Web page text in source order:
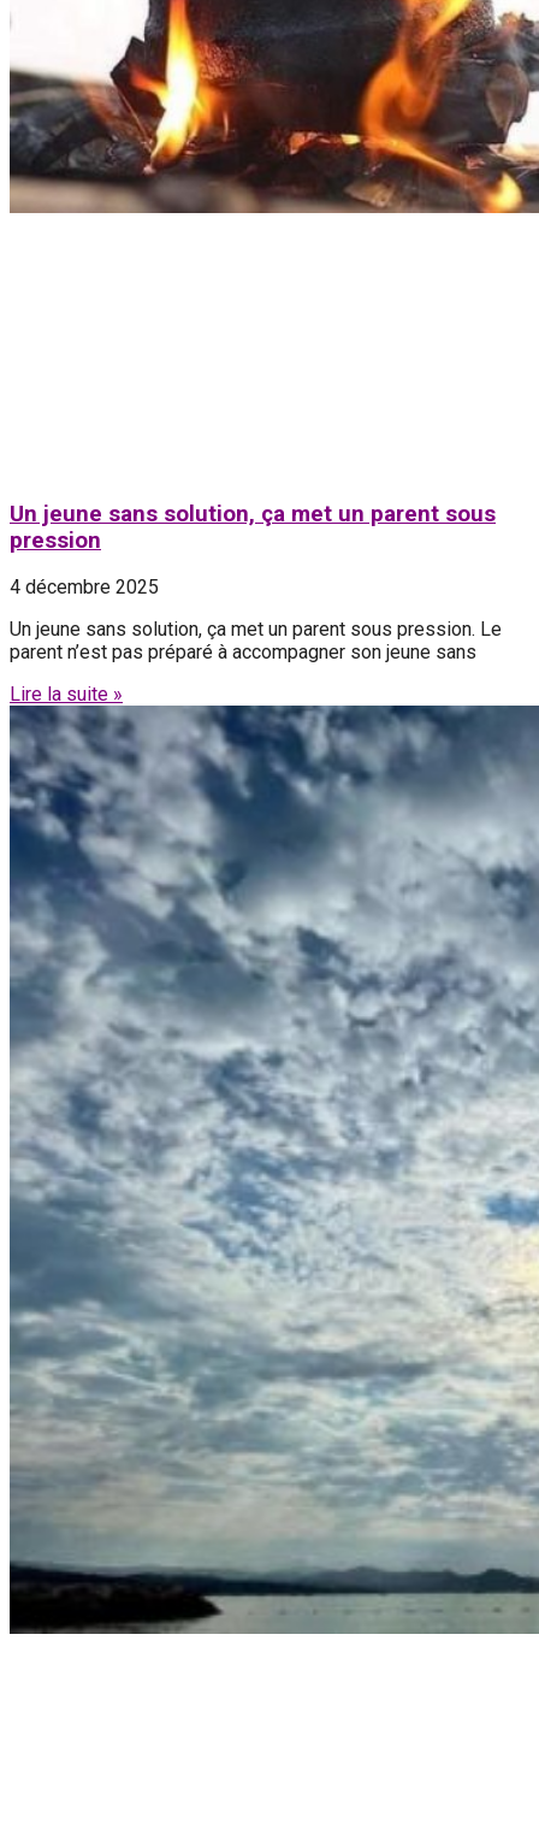
Un jeune sans solution, ça met un parent sous
pression
4 décembre 2025
Un jeune sans solution, ça met un parent sous pression. Le
parent n’est pas préparé à accompagner son jeune sans
Lire la suite »